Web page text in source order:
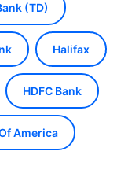
(TD)
Halifax
HDFC Bank
America